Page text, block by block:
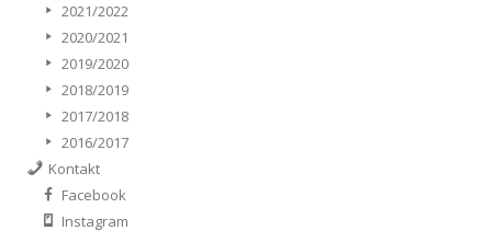
2021/2022
2020/2021
2019/2020
2018/2019
2017/2018
2016/2017
Kontakt
Facebook
Instagram